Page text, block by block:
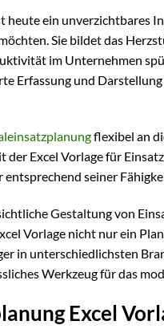
heute ein unverzichtbares
Sie bildet das
im Unternehmen
Erfassung und
flexibel an
der Excel Vorlage für
seiner
Gestaltung von
Vorlage nicht nur ein
in unterschiedlichsten
Werkzeug für das
Excel